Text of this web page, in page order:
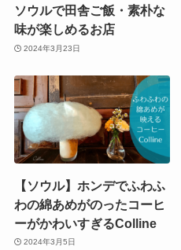
ソウルで田舎ご飯・素朴な
味が楽しめるお店
2024年3月23日
【ソウル】ホンデでふわふ
わの綿あめがのったコーヒ
ーがかわいすぎるColline
2024年3月5日